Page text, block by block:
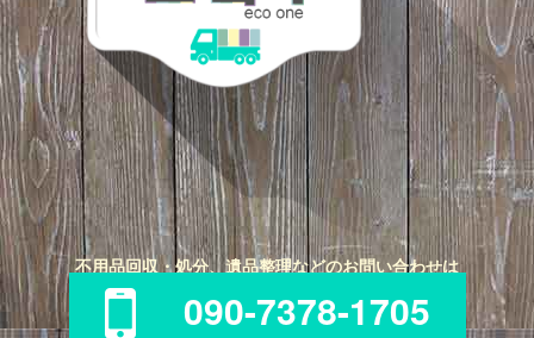
不用品回収・処分、遺品整理などのお問い合わせは
090-7378-1705